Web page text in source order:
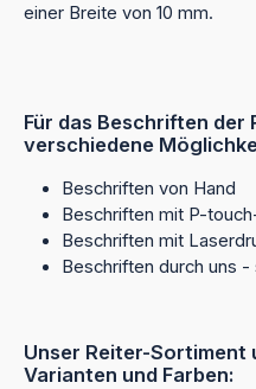
einer Breite von 10 mm.
Für das Beschriften der
verschiedene
Beschriften von Hand
Beschriften mit P-
Beschriften mit
Beschriften durch uns -
Unser Reiter-Sortiment
Varianten und Farben: